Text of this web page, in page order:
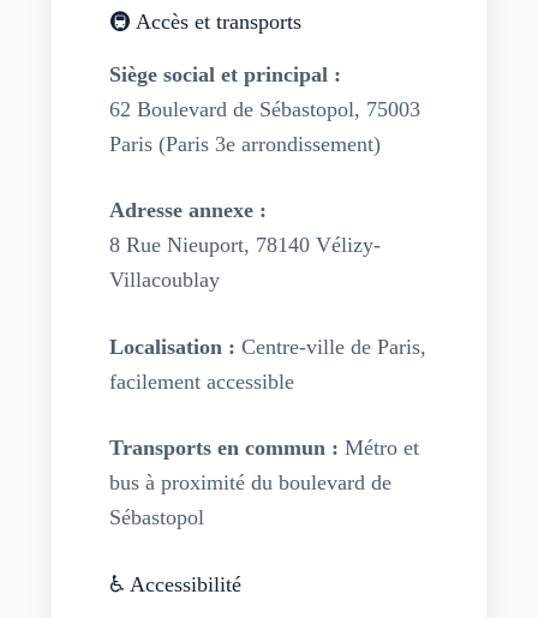
🚇 Accès et transports
Siège social et principal :
62 Boulevard de Sébastopol, 75003
Paris (Paris 3e arrondissement)
Adresse annexe :
8 Rue Nieuport, 78140 Vélizy-
Villacoublay
Localisation : Centre-ville de Paris,
facilement accessible
Transports en commun : Métro et
bus à proximité du boulevard de
Sébastopol
♿ Accessibilité